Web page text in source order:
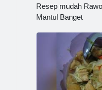
Resep mudah
Mantul Banget